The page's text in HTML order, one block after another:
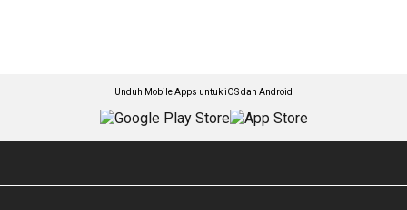
Unduh Mobile Apps untuk iOS dan Android